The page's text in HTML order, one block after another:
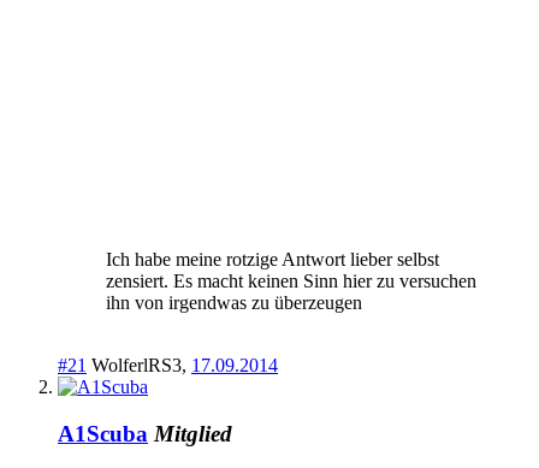
Ich habe meine rotzige Antwort lieber selbst
zensiert. Es macht keinen Sinn hier zu versuchen
ihn von irgendwas zu überzeugen
#21 WolferlRS3, 17.09.2014
A1Scuba Mitglied